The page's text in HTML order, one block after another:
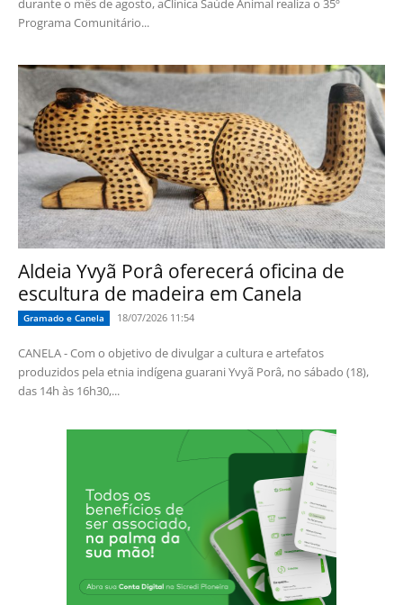
durante o mês de agosto, aClínica Saúde Animal realiza o 35º
Programa Comunitário...
Aldeia Yvyã Porâ oferecerá oficina de
escultura de madeira em Canela
Gramado e Canela 18/07/2026 11:54
CANELA - Com o objetivo de divulgar a cultura e artefatos
produzidos pela etnia indígena guarani Yvyã Porâ, no sábado (18),
das 14h às 16h30,...